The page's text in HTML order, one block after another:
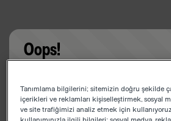
Oops!
app
Tanımlama bilgilerini; sitemizin doğru şekilde
içerikleri ve reklamları kişiselleştirmek, sosyal
ve site trafiğimizi analiz etmek için